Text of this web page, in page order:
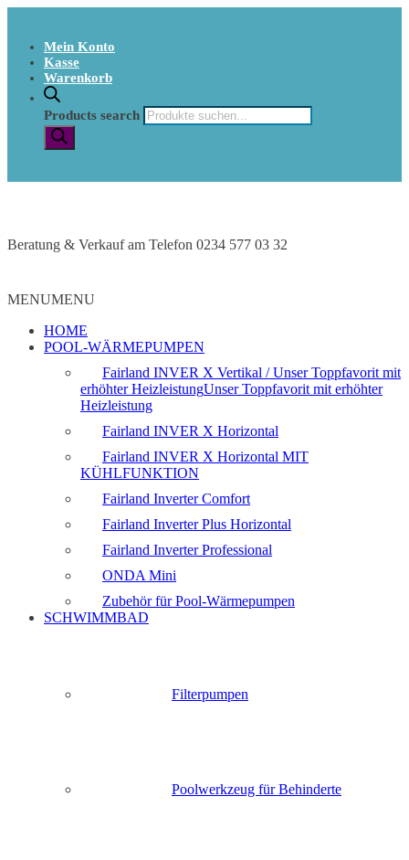
Mein Konto
Kasse
Warenkorb
Products search
Beratung & Verkauf am Telefon 0234 577 03 32
MENUMENU
HOME
POOL-WÄRMEPUMPEN
Fairland INVER X Vertikal / Unser Toppfavorit mit
erhöhter HeizleistungUnser Toppfavorit mit erhöhter
Heizleistung
Fairland INVER X Horizontal
Fairland INVER X Horizontal MIT
KÜHLFUNKTION
Fairland Inverter Comfort
Fairland Inverter Plus Horizontal
Fairland Inverter Professional
ONDA Mini
Zubehör für Pool-Wärmepumpen
SCHWIMMBAD
Filterpumpen
Poolwerkzeug für Behinderte